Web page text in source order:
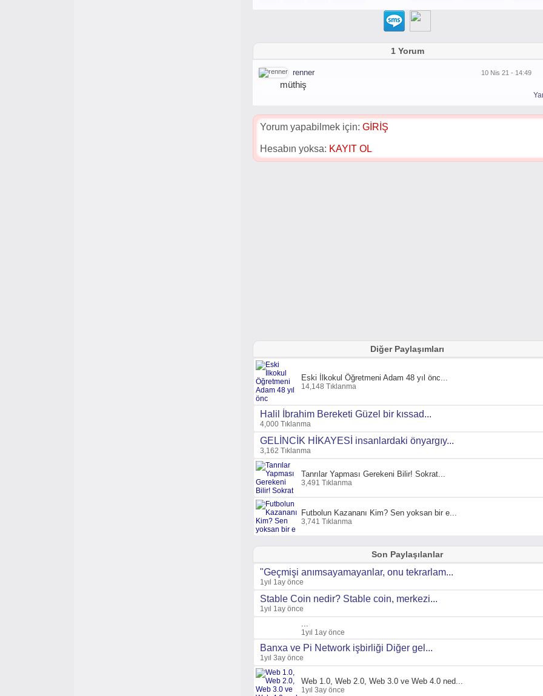
1 Yorum
renner 10 Nis 21 - 14:49
müthiş
Yorum yapabilmek için: GİRİŞ
Hesabın yoksa: KAYIT OL
Diğer Paylaşımları
Eski İlkokul Öğretmeni Adam 48 yıl önc...
14,148 Tıklanma
Halil İbrahim Bereketi Güzel bir kıssad...
4,000 Tıklanma
GELİNCİK HİKAYESİ insanlardaki önyargıy...
3,162 Tıklanma
Tanrılar Yapması Gerekeni Bilir! Sokrat...
3,491 Tıklanma
Futbolun Kazananı Kim? Sen yoksan bir e...
3,741 Tıklanma
Son Paylaşılanlar
"Geçmişi anımsayamayanlar, onu tekrarlam...
1yıl 1ay önce
Stable Coin nedir? Stable coin, merkezi...
1yıl 1ay önce
...
1yıl 1ay önce
Banxa ve Pi Network işbirliği Diğer gel...
1yıl 3ay önce
Web 1.0, Web 2.0, Web 3.0 ve Web 4.0 ned...
1yıl 3ay önce